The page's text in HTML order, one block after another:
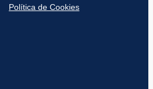
Política de Cookies